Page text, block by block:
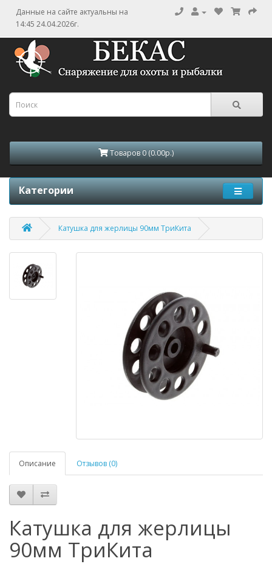
Данные на сайте актуальны на
14:45 24.04.2026г.
Товаров 0 (0.00р.)
Категории
Катушка для жерлицы 90мм ТриКита
Описание Отзывов (0)
Катушка для жерлицы
90мм ТриКита